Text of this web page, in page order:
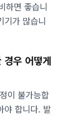
하면 좋습니
기가 많습니
경우 어떻게
이 불가능합
야 합니다. 발